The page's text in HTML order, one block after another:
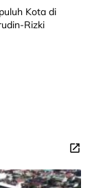
Kota di
Rizki